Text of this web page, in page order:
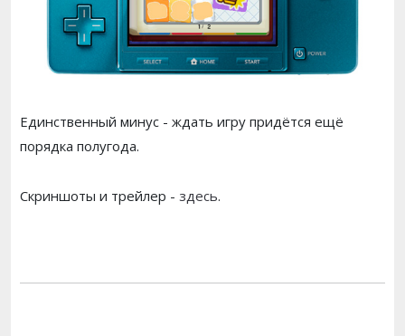
Единственный минус - ждать игру придётся ещё
порядка полугода.
Скриншоты и трейлер - здесь.